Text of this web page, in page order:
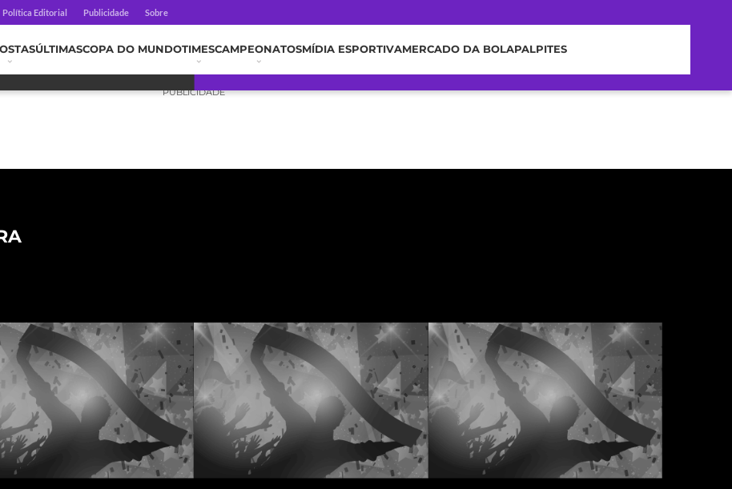
Política Editorial Publicidade Sobre
ÚLTIMASCOPA DO MUNDOTIMESCAMPEONATOSMÍDIA ESPORTIVAMERCADO DA BOLAPALPITES
PUBLICIDADE